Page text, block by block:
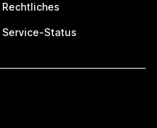
Rechtliches
Service-Status